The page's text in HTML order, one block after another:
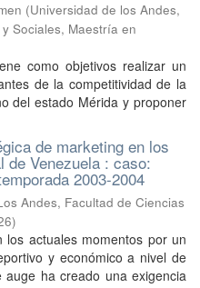
(Universidad de los Andes,
Sociales, Maestría en
como objetivos realizar un
de la competitividad de la
del estado Mérida y proponer
de marketing en los
de Venezuela : caso:
2003-2004
Andes, Facultad de Ciencias
)
los actuales momentos por un
y económico a nivel de
ha creado una exigencia